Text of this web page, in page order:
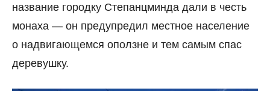
название городку Степанцминда дали в честь
монаха — он предупредил местное население
о надвигающемся оползне и тем самым спас
деревушку.